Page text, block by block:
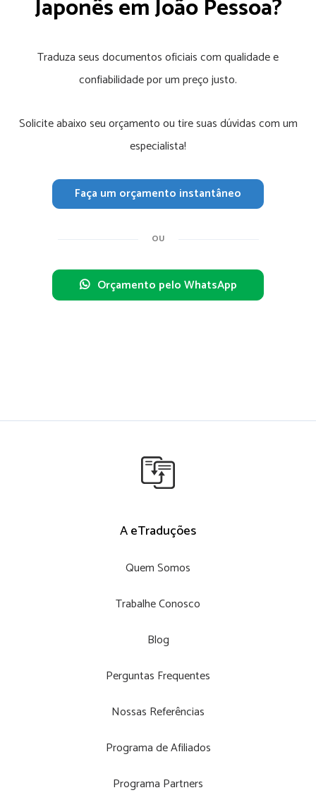
Japonês em João Pessoa?
Traduza seus documentos oficiais com qualidade e
confiabilidade por um preço justo.
Solicite abaixo seu orçamento ou tire suas dúvidas com um
especialista!
Faça um orçamento instantâneo
OU
Orçamento pelo WhatsApp
A eTraduções
Quem Somos
Trabalhe Conosco
Blog
Perguntas Frequentes
Nossas Referências
Programa de Afiliados
Programa Partners